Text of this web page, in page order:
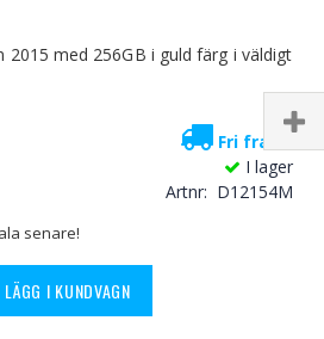
med 256GB i guld färg i väldigt
Fri frakt!
I lager
Artnr
D12154M
senare!
LÄGG I KUNDVAGN